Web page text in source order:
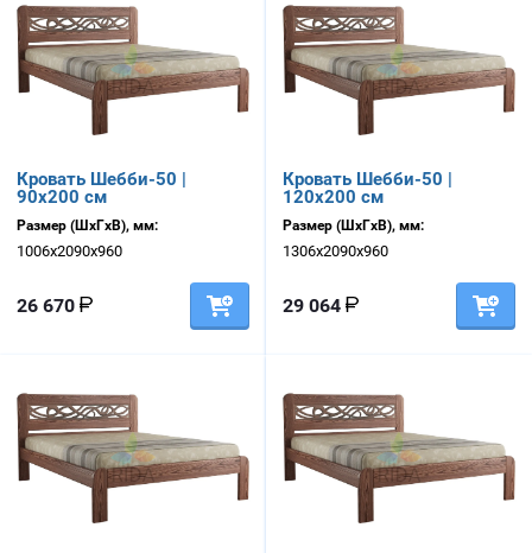
Кровать Шебби-50 |
90х200 см
Размер (ШхГхВ), мм:
1006х2090х960
26 670
Кровать Шебби-50 |
120х200 см
Размер (ШхГхВ), мм:
1306х2090х960
29 064